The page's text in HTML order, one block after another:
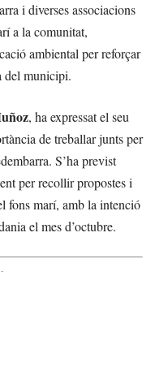
i diverses associacions
a la comunitat,
ambiental per reforçar
del municipi.
, ha expressat el seu
de treballar junts per
S’ha previst
per recollir propostes i
fons marí, amb la intenció
el mes d’octubre.